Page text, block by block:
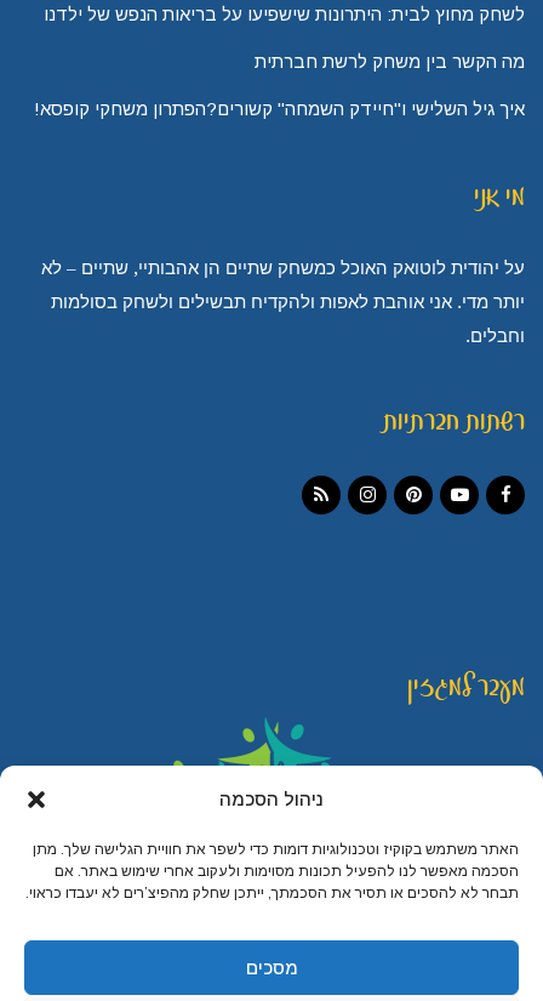
ניהול הסכמה
האתר משתמש בקוקיז וטכנולוגיות דומות כדי לשפר את חוויית הגלישה שלך. מתן
הסכמה מאפשר לנו להפעיל תכונות מסוימות ולעקוב אחרי שימוש באתר. אם
תבחר לא להסכים או תסיר את הסכמתך, ייתכן שחלק מהפיצ’רים לא יעבדו כראוי.
מסכים
לשחק מחוץ לבית: היתרונות שישפיעו על בריאות הנפש של ילדנו
מה הקשר בין משחק לרשת חברתית
איך גיל השלישי ו"חיידק השמחה" קשורים?הפתרון משחקי קופסא!
מי אני
על יהודית לוטואק האוכל כמשחק שתיים הן אהבותיי, שתיים – לא
יותר מדי. אני אוהבת לאפות ולהקדיח תבשילים ולשחק בסולמות
וחבלים.
רשתות חברתיות
מעבר למגזין
קרדיט לצילומים בחנות: עדו רוזנטל, ענת פייזר ואלכס דונין
מיתוג עיצוב ובניית אתרים